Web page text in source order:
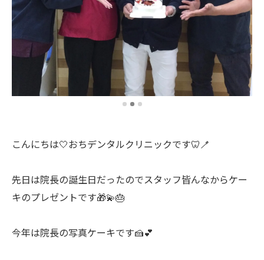
こんにちは🤍おちデンタルクリニックです🦷🪥
先日は院長の誕生日だったのでスタッフ皆んなからケー
キのプレゼントです🎁💫🎂
今年は院長の写真ケーキです🍰💕